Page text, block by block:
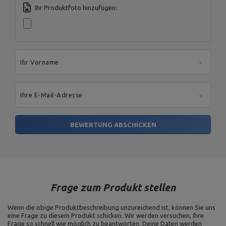
Ihr Produktfoto hinzufügen:
Ihr Vorname
Ihre E-Mail-Adresse
BEWERTUNG ABSCHICKEN
Frage zum Produkt stellen
Wenn die obige Produktbeschreibung unzureichend ist, können Sie uns
eine Frage zu diesem Produkt schicken. Wir werden versuchen, Ihre
Frage so schnell wie möglich zu beantworten. Deine Daten werden